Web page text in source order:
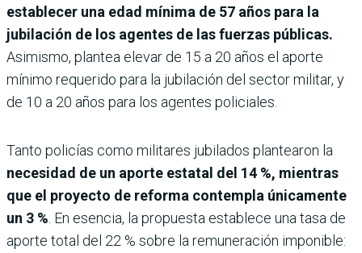
establecer una edad mínima de 57 años para la
jubilación de los agentes de las fuerzas públicas.
Asimismo, plantea elevar de 15 a 20 años el aporte
mínimo requerido para la jubilación del sector militar, y
de 10 a 20 años para los agentes policiales.
Tanto policías como militares jubilados plantearon la
necesidad de un aporte estatal del 14 %, mientras
que el proyecto de reforma contempla únicamente
un 3 % . En esencia, la propuesta establece una tasa de
aporte total del 22 % sobre la remuneración imponible: